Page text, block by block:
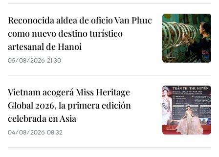
Reconocida aldea de oficio Van Phuc
como nuevo destino turístico
artesanal de Hanoi
05/08/2026 21:30
Vietnam acogerá Miss Heritage
Global 2026, la primera edición
celebrada en Asia
04/08/2026 08:32